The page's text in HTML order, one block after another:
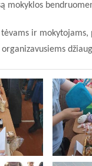
mokyklos
ir mokytojams,